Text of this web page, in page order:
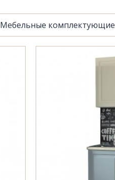
Мебельные комплектующие